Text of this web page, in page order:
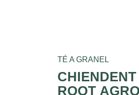
TÉ A GRANEL
ROOT